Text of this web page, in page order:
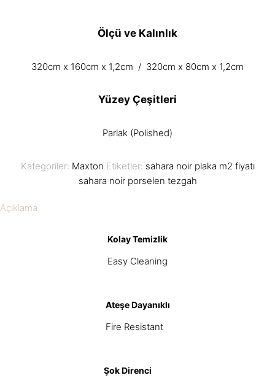
Ölçü ve Kalınlık
320cm x 160cm x 1,2cm / 320cm x 80cm x 1,2cm
Yüzey Çeşitleri
Parlak (Polished)
Kategoriler: Maxton Etiketler: sahara noir plaka m2 fiyatı
sahara noir porselen tezgah
Açıklama
Kolay Temizlik
Easy Cleaning
Ateşe Dayanıklı
Fire Resistant
Şok Direnci